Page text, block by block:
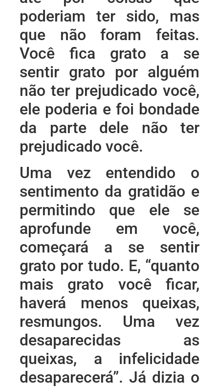
poderiam ter sido, mas
que não foram feitas.
Você fica grato a se
sentir grato por alguém
não ter prejudicado você,
ele poderia e foi bondade
da parte dele não ter
prejudicado você.
Uma vez entendido o
sentimento da gratidão e
permitindo que ele se
aprofunde em você,
começará a se sentir
grato por tudo. E, “quanto
mais grato você ficar,
haverá menos queixas,
resmungos. Uma vez
desaparecidas as
queixas, a infelicidade
desaparecerá”. Já dizia o